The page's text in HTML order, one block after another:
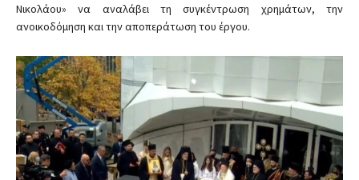
Νικολάου» να αναλάβει τη συγκέντρωση χρημάτων, την
ανοικοδόμηση και την αποπεράτωση του έργου.